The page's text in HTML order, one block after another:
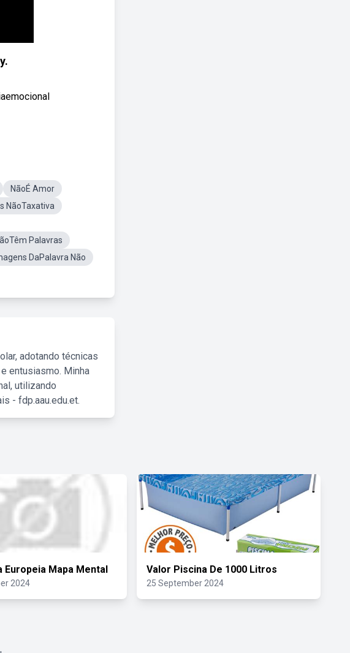
NãoÉ Amor
NãoTaxativa
Palavras
DaPalavra Não
adotando técnicas
entusiasmo. Minha
utilizando
- fdp.aau.edu.et.
Europeia Mapa Mental
2024
Valor Piscina De 1000 Litros
25 September 2024